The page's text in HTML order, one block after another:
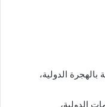
بالهجرة الدولية،
الدولية،